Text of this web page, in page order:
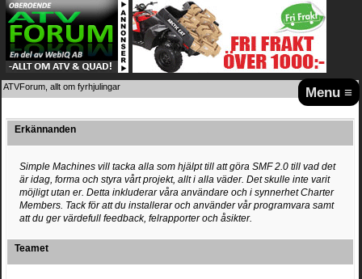
Menu ≡
ATVForum, allt om fyrhjulingar
Erkännanden
Simple Machines vill tacka alla som hjälpt till att göra SMF 2.0 till vad det
är idag, forma och styra vårt projekt, allt i alla väder. Det skulle inte varit
möjligt utan er. Detta inkluderar våra användare och i synnerhet Charter
Members. Tack för att du installerar och använder vår programvara samt
att du ger värdefull feedback, felrapporter och åsikter.
Teamet